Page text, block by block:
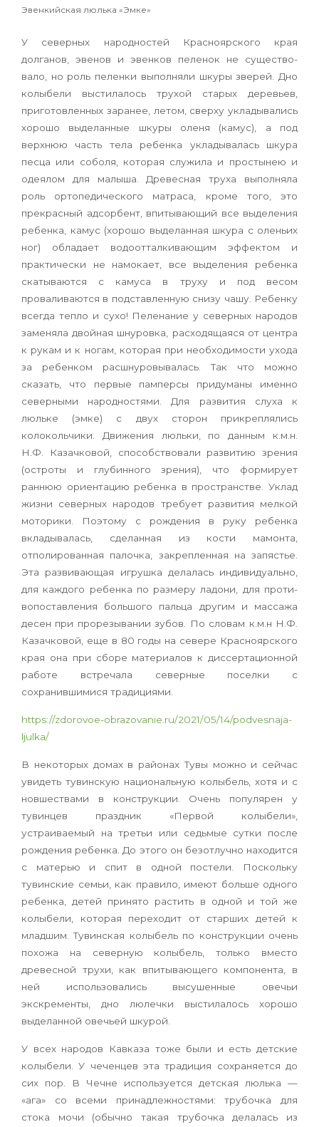
Эвенкийская люлька «Эмке»
У северных народностей Красноярского края
долганов, эвенов и эвенков пеленок не существо­
вало, но роль пеленки выполняли шкуры зверей. Дно
колыбели выстилалось трухой старых де­ревьев,
приготовленных заранее, летом, сверху укладывались
хорошо выделанные шкуры оленя (камус), а под
верхнюю часть тела ребенка укла­дывалась шкура
песца или соболя, которая слу­жила и простынею и
одеялом для малыша. Дре­весная труха выполняла
роль ортопедического матраса, кроме того, это
прекрасный адсорбент, впитывающий все выделения
ребенка, камус (хо­рошо выделанная шкура с оленьих
ног) облада­ет водоотталкивающим эффектом и
практически не намокает, все выделения ребенка
скатывают­ся с камуса в труху и под весом
проваливаются в подставленную снизу чашу. Ребенку
всегда тепло и сухо! Пеленание у северных народов
заменя­ла двойная шнуровка, расходящаяся от центра
к рукам и к ногам, которая при необходимости ухода
за ребенком расшнуровывалась. Так что можно
сказать, что первые памперсы придума­ны именно
северными народностями. Для раз­вития слуха к
люльке (эмке) с двух сторон при­креплялись
колокольчики. Движения люльки, по данным к.м.н.
Н.Ф. Казачковой, способство­вали развитию зрения
(остроты и глубинного зрения), что формирует
раннюю ориентацию ребенка в пространстве. Уклад
жизни северных народов требует развития мелкой
моторики. По­этому с рождения в руку ребенка
вкладывалась, сделанная из кости мамонта,
отполированная палочка, закрепленная на запястье.
Эта разви­вающая игрушка делалась индивидуально,
для каждого ребенка по размеру ладони, для проти­
вопоставления большого пальца другим и мас­сажа
десен при прорезывании зубов. По словам к.м.н Н.Ф.
Казачковой, еще в 80 годы на севере Красноярского
края она при сборе материалов к диссертационной
работе встречала северные поселки с
сохранившимися традициями.
https://zdorovoe-obrazovanie.ru/2021/05/14/podvesnaja-
ljulka/
В некоторых домах в районах Тувы можно и сейчас
увидеть тувинскую национальную ко­лыбель, хотя и с
новшествами в конструкции. Очень популярен у
тувинцев праздник «Первой колыбели»,
устраиваемый на третьи или седь­мые сутки после
рождения ребенка. До этого он безотлучно находится
с матерью и спит в одной постели. Поскольку
тувинские семьи, как прави­ло, имеют больше одного
ребенка, детей приня­то растить в одной и той же
колыбели, которая переходит от старших детей к
младшим. Тувин­ская колыбель по конструкции очень
похожа на северную колыбель, только вместо
древесной трухи, как впитывающего компонента, в
ней ис­пользовались высушенные овечьи
экскременты, дно люлечки выстилалось хорошо
выделанной овечьей шкурой.
У всех народов Кавказа тоже были и есть детские
колыбели. У чеченцев эта традиция со­храняется до
сих пор. В Чечне используется детская люлька —
«ага» со всеми принадлежно­стями: трубочка для
стока мочи (обычно такая трубочка делалась из